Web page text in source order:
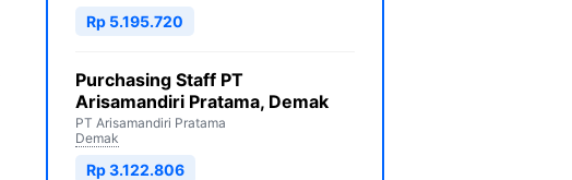
Rp 5.195.720
Purchasing Staff PT
Arisamandiri Pratama, Demak
PT Arisamandiri Pratama
Demak
Rp 3.122.806